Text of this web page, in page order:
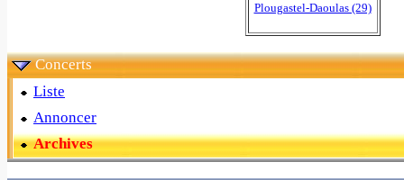
Plougastel-Daoulas (29)
Concerts
Liste
Annoncer
Archives